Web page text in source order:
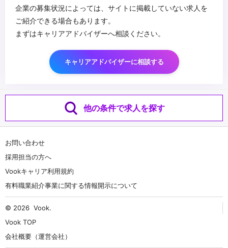
企業の募集状況によっては、サイトに掲載していない求人を
ご紹介できる場合もあります。
まずはキャリアアドバイザーへ相談ください。
キャリアアドバイザーに相談する
他の条件で求人を探す
お問い合わせ
採用担当の方へ
Vookキャリア利用規約
有料職業紹介事業に関する情報開示について
© 2026 Vook.
Vook TOP
会社概要（運営会社）